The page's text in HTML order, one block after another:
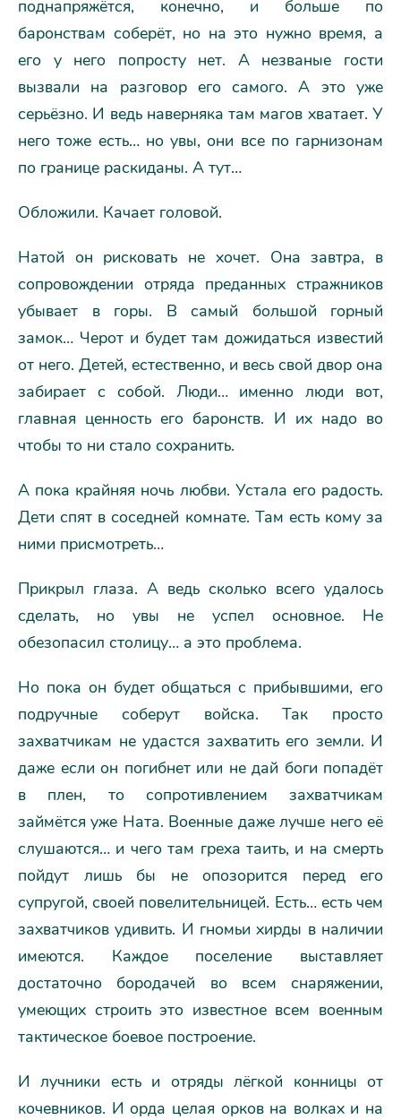
поднапряжётся, конечно, и больше по
баронствам соберёт, но на это нужно время, а
его у него попросту нет. А незваные гости
вызвали на разговор его самого. А это уже
серьёзно. И ведь наверняка там магов хватает. У
него тоже есть… но увы, они все по гарнизонам
по границе раскиданы. А тут…
Обложили. Качает головой.
Натой он рисковать не хочет. Она завтра, в
сопровождении отряда преданных стражников
убывает в горы. В самый большой горный
замок… Черот и будет там дожидаться известий
от него. Детей, естественно, и весь свой двор она
забирает с собой. Люди… именно люди вот,
главная ценность его баронств. И их надо во
чтобы то ни стало сохранить.
А пока крайняя ночь любви. Устала его радость.
Дети спят в соседней комнате. Там есть кому за
ними присмотреть…
Прикрыл глаза. А ведь сколько всего удалось
сделать, но увы не успел основное. Не
обезопасил столицу… а это проблема.
Но пока он будет общаться с прибывшими, его
подручные соберут войска. Так просто
захватчикам не удастся захватить его земли. И
даже если он погибнет или не дай боги попадёт
в плен, то сопротивлением захватчикам
займётся уже Ната. Военные даже лучше него её
слушаются… и чего там греха таить, и на смерть
пойдут лишь бы не опозорится перед его
супругой, своей повелительницей. Есть… есть чем
захватчиков удивить. И гномьи хирды в наличии
имеются. Каждое поселение выставляет
достаточно бородачей во всем снаряжении,
умеющих строить это известное всем военным
тактическое боевое построение.
И лучники есть и отряды лёгкой конницы от
кочевников. И орда целая орков на волках и на